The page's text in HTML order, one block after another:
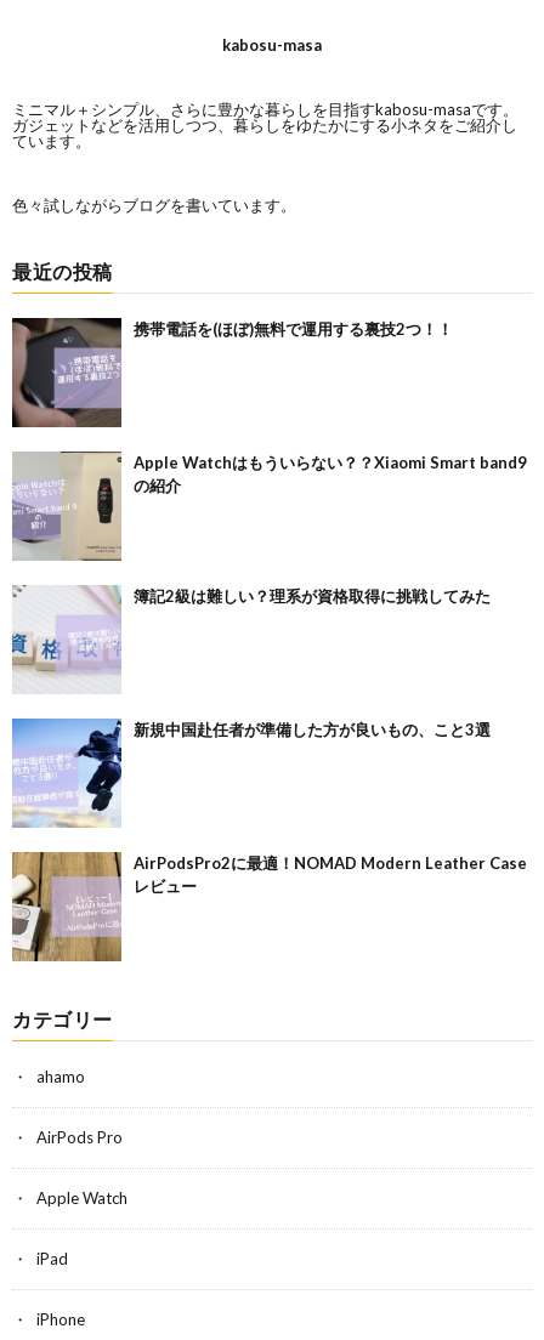
kabosu-masa
ミニマル＋シンプル、さらに豊かな暮らしを目指すkabosu-masaです。
ガジェットなどを活用しつつ、暮らしをゆたかにする小ネタをご紹介し
ています。
色々試しながらブログを書いています。
最近の投稿
携帯電話を(ほぼ)無料で運用する裏技2つ！！
Apple Watchはもういらない？？Xiaomi Smart band9
の紹介
簿記2級は難しい？理系が資格取得に挑戦してみた
新規中国赴任者が準備した方が良いもの、こと3選
AirPodsPro2に最適！NOMAD Modern Leather Case
レビュー
カテゴリー
ahamo
AirPods Pro
Apple Watch
iPad
iPhone